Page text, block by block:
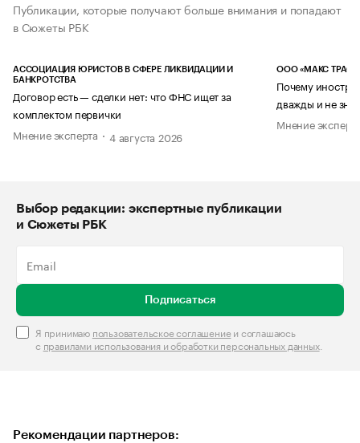
Публикации, которые получают больше внимания и попадают
в Сюжеты РБК
АССОЦИАЦИЯ ЮРИСТОВ В СФЕРЕ ЛИКВИДАЦИИ И
БАНКРОТСТВА
Договор есть — сделки нет: что ФНС ищет за
комплектом первички
Мнение эксперта
4 августа 2026
ООО «МАКС ТРАСТ»
Почему
дважды и не
Мнение
Выбор редакции: экспертные публикации
и Сюжеты РБК
Подписаться
Я принимаю пользовательское соглашениеи соглашаюсь
с правилами использования и обработки персональных данных.
Рекомендации партнеров: